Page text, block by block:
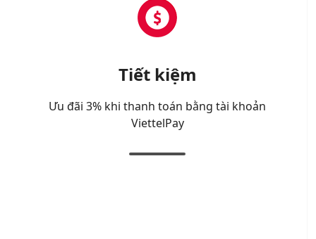
Tiết kiệm
Ưu đãi 3% khi thanh toán bằng tài khoản
ViettelPay